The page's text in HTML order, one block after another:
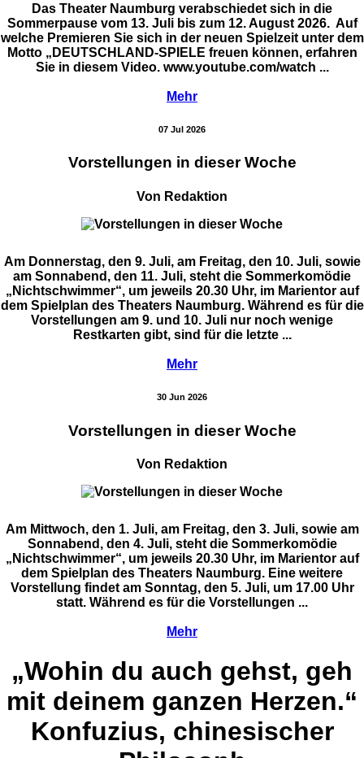
Das Theater Naumburg verabschiedet sich in die
Sommerpause vom 13. Juli bis zum 12. August 2026. Auf
welche Premieren Sie sich in der neuen Spielzeit unter dem
Motto „DEUTSCHLAND-SPIELE freuen können, erfahren
Sie in diesem Video. www.youtube.com/watch ...
Mehr
07 Jul 2026
Vorstellungen in dieser Woche
Von Redaktion
Am Donnerstag, den 9. Juli, am Freitag, den 10. Juli, sowie
am Sonnabend, den 11. Juli, steht die Sommerkomödie
„Nichtschwimmer“, um jeweils 20.30 Uhr, im Marientor auf
dem Spielplan des Theaters Naumburg. Während es für die
Vorstellungen am 9. und 10. Juli nur noch wenige
Restkarten gibt, sind für die letzte ...
Mehr
30 Jun 2026
Vorstellungen in dieser Woche
Von Redaktion
Am Mittwoch, den 1. Juli, am Freitag, den 3. Juli, sowie am
Sonnabend, den 4. Juli, steht die Sommerkomödie
„Nichtschwimmer“, um jeweils 20.30 Uhr, im Marientor auf
dem Spielplan des Theaters Naumburg. Eine weitere
Vorstellung findet am Sonntag, den 5. Juli, um 17.00 Uhr
statt. Während es für die Vorstellungen ...
Mehr
„Wohin du auch gehst, geh
mit deinem ganzen Herzen.“
Konfuzius, chinesischer